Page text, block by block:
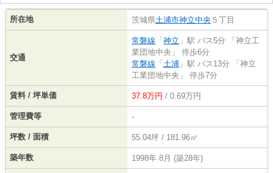
所在地 茨城県土浦市神立中央 ５丁目
交通
常磐線 「 神立 」駅 バス5分 「神立工
業団地中央」 停歩6分
常磐線 「 土浦 」駅 バス13分 「神立
工業団地中央」 停歩7分
賃料 / 坪単価 37.8万円 / 0.69万円
管理費等 -
坪数 / 面積 55.04坪 / 181.96㎡
築年数 1998年 8月 (築28年)